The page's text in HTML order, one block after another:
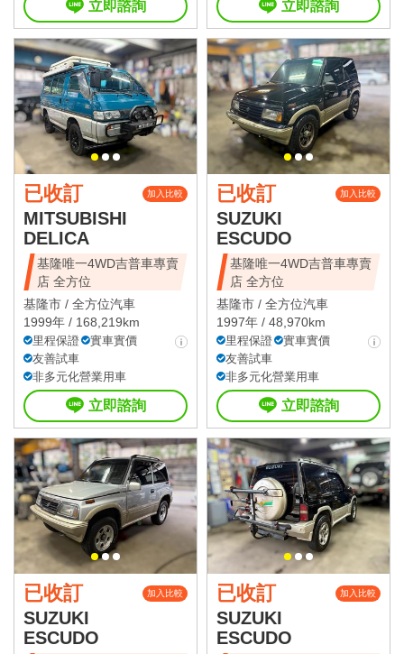
立即諮詢 立即諮詢
已收訂 加入比較
MITSUBISHI
DELICA
基隆唯一4WD吉普車專賣
店 全方位
基隆市 / 全方位汽車
1999年 / 168,219km
里程保證
實車實價
友善試車
非多元化營業用車
立即諮詢
已收訂 加入比較
SUZUKI
ESCUDO
基隆唯一4WD吉普車專賣
店 全方位
基隆市 / 全方位汽車
1997年 / 48,970km
里程保證
實車實價
友善試車
非多元化營業用車
立即諮詢
已收訂 加入比較
SUZUKI
ESCUDO
已收訂 加入比較
SUZUKI
ESCUDO